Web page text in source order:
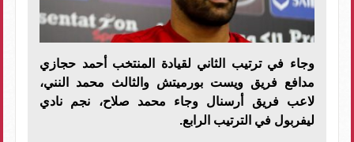
وجاء في ترتيب الثاني لقيادة المنتخب أحمد حجازي
مدافع فريق ويست بورميتش والثالث محمد النني،
لاعب فريق أرسنال وجاء محمد صلاح، نجم نادي
ليفربول في الترتيب الرابع.